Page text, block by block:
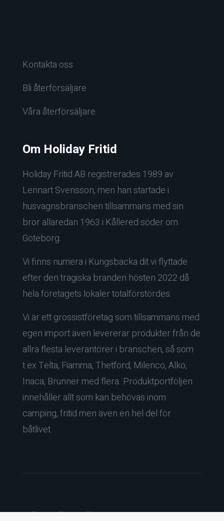
Kontakta oss
Bli återförsäljare
Våra återförsäljare
Om Holiday Fritid
Holiday Fritid AB registrerades 1989 av
Lennart Svensson, men han startade i
husvagnsbranschen tillsammans med sin
bror allaredan 1963 i Kållered söder om
Göteborg.
Vi finns numera i Kungsbacka dit vi flyttade
efter den tragiska branden hösten 2022 då
hela företagets lokaler totalförstördes.
Vi är ett grossistföretag som tillsammans med
egen import även levererar produkter från de
allra flesta leverantörer i branschen, så som
t.ex Telta, Fiamma, Thetford, Milenco, Alko,
Inaca, Brunner med flera. Produktportföljen
innehåller allt som kan behövas inom
camping, fritid men även en hel del för
båtlivet.